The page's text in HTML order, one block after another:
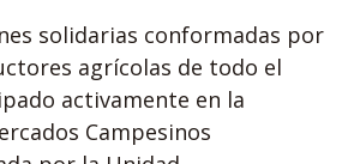
solidarias conformadas por
agrícolas de todo el
activamente en la
Campesinos